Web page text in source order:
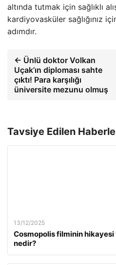
altında tutmak için sağlıklı
kardiyovasküler sağlığınız
adımdır.
← Ünlü doktor Volkan
Uçak’ın diploması sahte
çıktı! Para karşılığı
üniversite mezunu olmuş
Tavsiye Edilen
13/12/2025
Cosmopolis filminin
nedir?